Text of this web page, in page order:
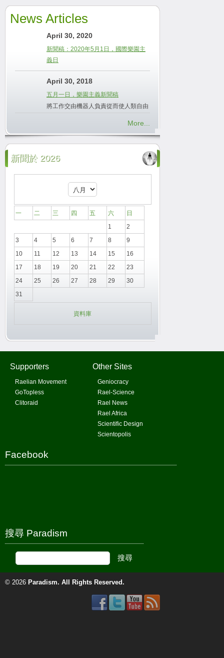
News Articles
April 30, 2020
新聞稿：2020年5月1日，國際樂園主
義日
April 30, 2018
五月一日，樂園主義新聞稿
將工作交由機器人負責從而使人類自由
More...
新聞於 2026
一 二 三 四 五 六
日
1
2
3
4 5 6 7 8
9
10
11 12 13 14 15
16
17
18 19 20 21 22
23
24
25 26 27 28 29
30
31
資料庫
Supporters
Raelian Movement
GoTopless
Clitoraid
Other Sites
Geniocracy
Rael-Science
Rael News
Rael Africa
Scientific Design
Scientopolis
Facebook
搜尋 Paradism
© 2026 Paradism. All Rights Reserved.